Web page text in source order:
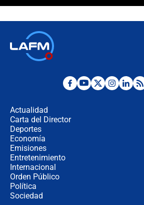
¿Por qué De la
Actualidad
Carta del Director
Deportes
Economía
Emisiones
Entretenimiento
Internacional
Orden Público
Política
Sociedad